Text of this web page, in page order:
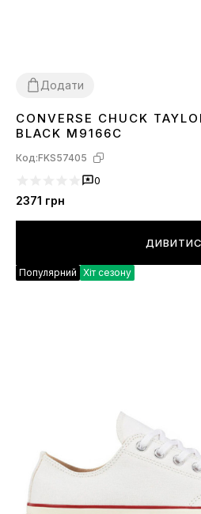
Додати
363738 3940 4142 4344
CONVERSE CHUCK
BLACK M9166C
Код:FKS57405
0
2371 грн
Популярний Хіт сезону